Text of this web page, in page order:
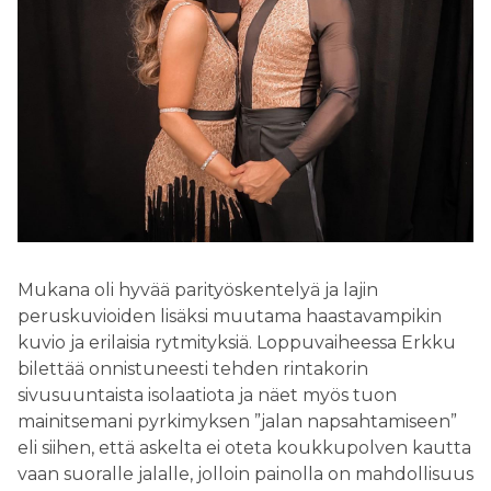
Mukana oli hyvää parityöskentelyä ja lajin
peruskuvioiden lisäksi muutama haastavampikin
kuvio ja erilaisia rytmityksiä. Loppuvaiheessa Erkku
bilettää onnistuneesti tehden rintakorin
sivusuuntaista isolaatiota ja näet myös tuon
mainitsemani pyrkimyksen ”jalan napsahtamiseen”
eli siihen, että askelta ei oteta koukkupolven kautta
vaan suoralle jalalle, jolloin painolla on mahdollisuus